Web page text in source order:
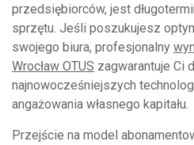
przedsiębiorców, jest
sprzętu. Jeśli poszukujesz
swojego biura, profesjonalny
Wrocław OTUS zagwarantuje Ci
najnowocześniejszych
angażowania własnego kapitału.
Przejście na model